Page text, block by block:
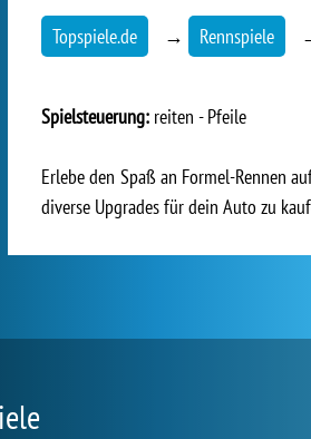
Topspiele.de → Rennspiele
Spielsteuerung: reiten - Pfeile
Erlebe den Spaß an Formel-Rennen
diverse Upgrades für dein Auto zu